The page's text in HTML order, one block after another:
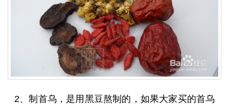
2、制首乌，是用黑豆熬制的，如果大家买的首乌